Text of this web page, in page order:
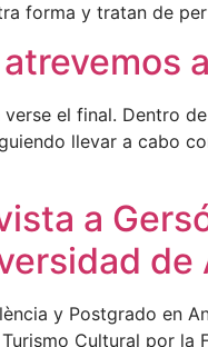
forma y tratan de
el final. Dentro
llevar a cabo
a
de
y Postgrado en
Cultural por la